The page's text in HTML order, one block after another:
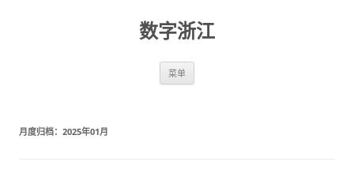
数字浙江
菜单
月度归档： 2025年01月